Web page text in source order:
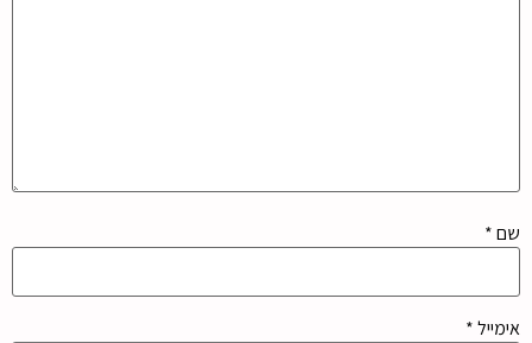
שם*
אימייל*